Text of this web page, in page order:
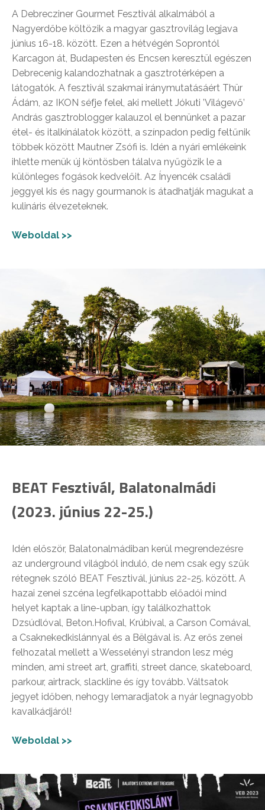
A Debrecziner Gourmet Fesztivál alkalmából a
Nagyerdőbe költözik a magyar gasztrovilág legjava
június 16-18. között. Ezen a hétvégén Soprontól
Karcagon át, Budapesten és Encsen keresztül egészen
Debrecenig kalandozhatnak a gasztrotérképen a
látogatók. A fesztivál szakmai iránymutatásáért Thür
Ádám, az IKON séfje felel, aki mellett Jókuti ’Világevő’
András gasztroblogger kalauzol el bennünket a pazar
étel- és italkínálatok között, a színpadon pedig feltűnik
többek között Mautner Zsófi is. Idén a nyári emlékeink
ihlette menük új köntösben tálalva nyűgözik le a
különleges fogások kedvelőit. Az Ínyencék családi
jeggyel kis és nagy gourmanok is átadhatják magukat a
kulináris élvezeteknek.
Weboldal >>
BEAT Fesztivál, Balatonalmádi
(2023. június 22-25.)
Idén először, Balatonalmádiban kerül megrendezésre
az underground világból induló, de nem csak egy szűk
rétegnek szóló BEAT Fesztivál, június 22-25. között. A
hazai zenei szcéna legfelkapottabb előadói mind
helyet kaptak a line-upban, így találkozhattok
Dzsúdlóval, Beton.Hofival, Krúbival, a Carson Comával,
a Csaknekedkislánnyal és a Bëlgával is. Az erős zenei
felhozatal mellett a Wesselényi strandon lesz még
minden, ami street art, graffiti, street dance, skateboard,
parkour, airtrack, slackline és így tovább. Váltsatok
jegyet időben, nehogy lemaradjatok a nyár legnagyobb
kavalkádjáról!
Weboldal >>